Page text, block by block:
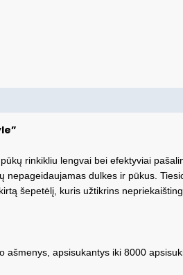
pūkų rinkikliu lengvai bei efektyviai
nepageidaujamas dulkes ir pūkus.
šepetėlį, kuris užtikrins
ašmenys, apsisukantys iki 8000